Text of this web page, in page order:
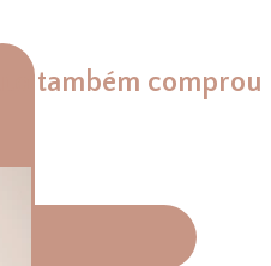
também comprou